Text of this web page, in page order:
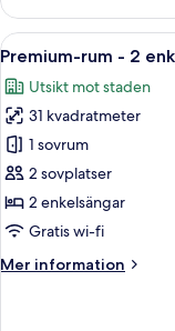
utsikt
mot
staden
rum
2
-
rökare
utsikt
mot
staden
Öppna
alla
foton
för
Premium-
rum
-
2
-
13
Premium-rum - 2
Utsikt mot staden
31 kvadratmeter
1 sovrum
2 sovplatser
2 enkelsängar
Gratis wi-fi
Mer information
Mer